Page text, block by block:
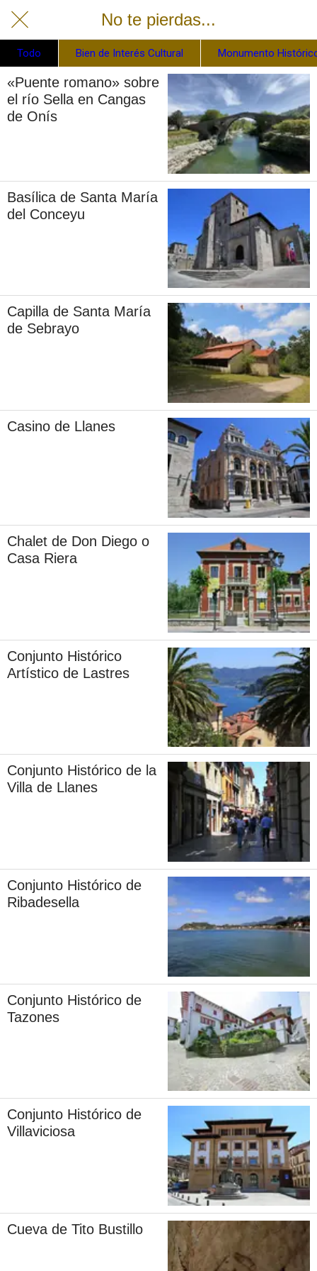
No te pierdas...
Todo Bien de Interés Cultural Monumento
«Puente romano» sobre
el río Sella en Cangas
de Onís
Basílica de Santa María
del Conceyu
Capilla de Santa María
de Sebrayo
Casino de Llanes
Chalet de Don Diego o
Casa Riera
Conjunto Histórico
Artístico de Lastres
Conjunto Histórico de la
Villa de Llanes
Conjunto Histórico de
Ribadesella
Conjunto Histórico de
Tazones
Conjunto Histórico de
Villaviciosa
Cueva de Tito Bustillo